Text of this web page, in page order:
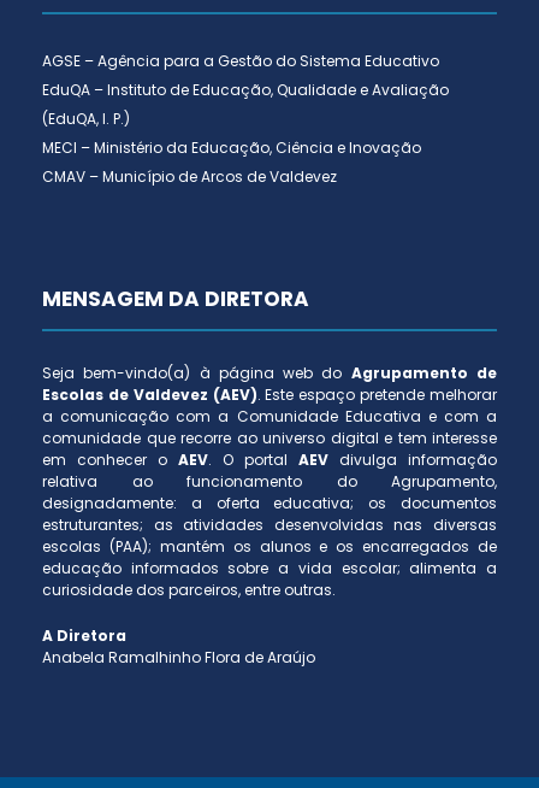
AGSE – Agência para a Gestão do Sistema Educativo
EduQA – Instituto de Educação, Qualidade e Avaliação
(EduQA, I. P.)
MECI – Ministério da Educação, Ciência e Inovação
CMAV – Município de Arcos de Valdevez
MENSAGEM DA DIRETORA
Seja bem-vindo(a) à página web do Agrupamento de
Escolas de Valdevez (AEV). Este espaço pretende melhorar
a comunicação com a Comunidade Educativa e com a
comunidade que recorre ao universo digital e tem interesse
em conhecer o AEV. O portal AEV divulga informação
relativa ao funcionamento do Agrupamento,
designadamente: a oferta educativa; os documentos
estruturantes; as atividades desenvolvidas nas diversas
escolas (PAA); mantém os alunos e os encarregados de
educação informados sobre a vida escolar; alimenta a
curiosidade dos parceiros, entre outras.
A Diretora
Anabela Ramalhinho Flora de Araújo